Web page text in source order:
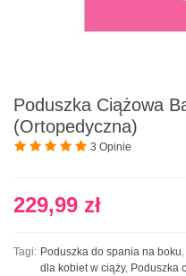
Poduszka Ciążowa
(ortopedyczna)
3 Opinie
229,99 zł
Tagi: Poduszka do spania na boku,
dla kobiet w ciąży, Poduszka